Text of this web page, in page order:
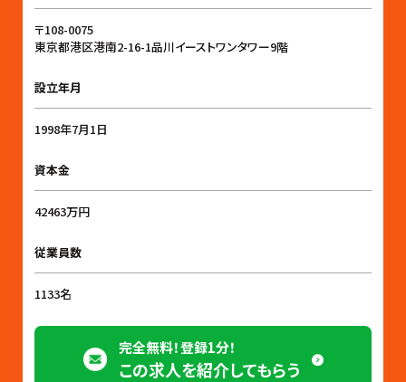
〒108-0075
東京都港区港南2-16-1品川イーストワンタワー9階
設立年月
1998年7月1日
資本金
42463万円
従業員数
1133名
完全無料！登録1分！
この求人を紹介してもらう